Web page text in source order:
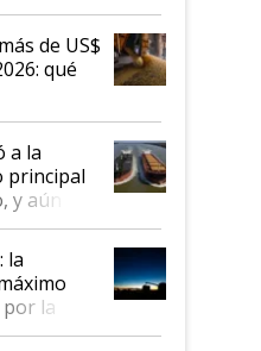
de US$
qué
a la
principal
aún así
de cada
el
la
la